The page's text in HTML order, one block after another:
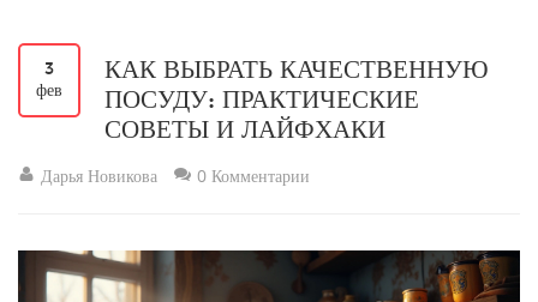
3
фев
КАК ВЫБРАТЬ КАЧЕСТВЕННУЮ
ПОСУДУ: ПРАКТИЧЕСКИЕ
СОВЕТЫ И ЛАЙФХАКИ
Дарья Новикова 0 Комментарии